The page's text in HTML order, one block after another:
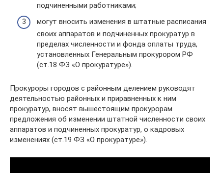
подчиненными работниками;
могут вносить изменения в штатные расписания
своих аппаратов и подчиненных прокуратур в
пределах численности и фонда оплаты труда,
установленных Генеральным прокурором РФ
(ст.18 ФЗ «О прокуратуре»).
Прокуроры городов с районным делением руководят
деятельностью районных и приравненных к ним
прокуратур, вносят вышестоящим прокурорам
предложения об изменении штатной численности своих
аппаратов и подчиненных прокуратур, о кадровых
изменениях (ст.19 ФЗ «О прокуратуре»).